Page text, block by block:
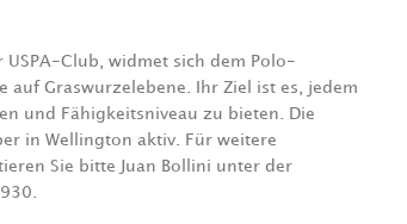
Club, widmet sich dem Polo-
Graswurzelebene. Ihr Ziel ist es, jedem
und Fähigkeitsniveau zu bieten. Die
in Wellington aktiv. Für weitere
Sie bitte Juan Bollini unter der